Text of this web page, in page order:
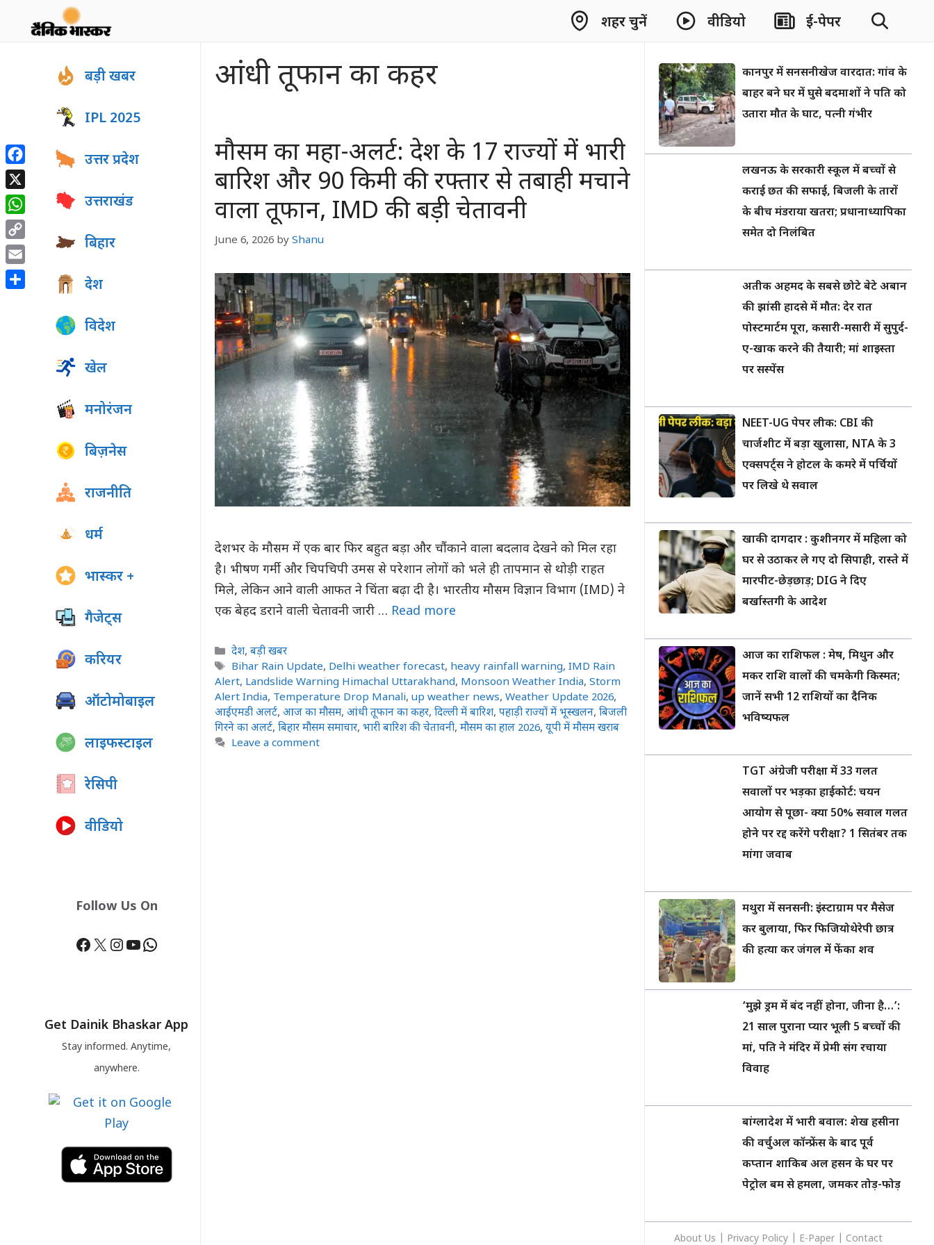
शहर चुनें वीडियो ई-पेपर
आंधी तूफान का कहर
मौसम का महा-अलर्ट: देश के 17 राज्यों में भारी
बारिश और 90 किमी की रफ्तार से तबाही मचाने
वाला तूफान, IMD की बड़ी चेतावनी
June 6, 2026 by Shanu
देशभर के मौसम में एक बार फिर बहुत बड़ा और चौंकाने वाला बदलाव देखने को मिल रहा
है। भीषण गर्मी और चिपचिपी उमस से परेशान लोगों को भले ही तापमान से थोड़ी राहत
मिले, लेकिन आने वाली आफत ने चिंता बढ़ा दी है। भारतीय मौसम विज्ञान विभाग (IMD) ने
एक बेहद डराने वाली चेतावनी जारी … Read more
Categories
देश,बड़ी खबर
Tags
Bihar Rain Update, Delhi weather forecast, heavy rainfall warning,IMD Rain
Alert, Landslide Warning Himachal Uttarakhand, Monsoon Weather India, Storm
Alert India, Temperature Drop Manali, up weather news, Weather Update 2026,
आईएमडी अलर्ट, आज का मौसम, आंधी तूफान का कहर, दिल्ली में बारिश, पहाड़ी राज्यों में भूस्खलन, बिजली
गिरने का अलर्ट, बिहार मौसम समाचार, भारी बारिश की चेतावनी, मौसम का हाल 2026, यूपी में मौसम खराब
Leave a comment
बड़ी खबर
IPL 2025
उत्तर प्रदेश
उत्तराखंड
बिहार
देश
विदेश
खेल
मनोरंजन
बिज़नेस
राजनीति
धर्म
भास्कर +
गैजेट्स
करियर
ऑटोमोबाइल
लाइफस्टाइल
रेसिपी
वीडियो
Follow Us On
Facebook
X Instagram
YouTube
WhatsApp
Get Dainik Bhaskar App
Stay informed. Anytime,
anywhere.
कानपुर में सनसनीखेज वारदात: गांव के
बाहर बने घर में घुसे बदमाशों ने पति को
उतारा मौत के घाट, पत्नी गंभीर
लखनऊ के सरकारी स्कूल में बच्चों से
कराई छत की सफाई, बिजली के तारों
के बीच मंडराया खतरा; प्रधानाध्यापिका
समेत दो निलंबित
अतीक अहमद के सबसे छोटे बेटे अबान
की झांसी हादसे में मौत: देर रात
पोस्टमार्टम पूरा, कसारी-मसारी में सुपुर्द-
ए-खाक करने की तैयारी; मां शाइस्ता
पर सस्पेंस
NEET-UG पेपर लीक: CBI की
चार्जशीट में बड़ा खुलासा, NTA के 3
एक्सपर्ट्स ने होटल के कमरे में पर्चियों
पर लिखे थे सवाल
खाकी दागदार : कुशीनगर में महिला को
घर से उठाकर ले गए दो सिपाही, रास्ते में
मारपीट-छेड़छाड़; DIG ने दिए
बर्खास्तगी के आदेश
आज का राशिफल : मेष, मिथुन और
मकर राशि वालों की चमकेगी किस्मत;
जानें सभी 12 राशियों का दैनिक
भविष्यफल
TGT अंग्रेजी परीक्षा में 33 गलत
सवालों पर भड़का हाईकोर्ट: चयन
आयोग से पूछा- क्या 50% सवाल गलत
होने पर रद्द करेंगे परीक्षा? 1 सितंबर तक
मांगा जवाब
मथुरा में सनसनी: इंस्टाग्राम पर मैसेज
कर बुलाया, फिर फिजियोथेरेपी छात्र
की हत्या कर जंगल में फेंका शव
‘मुझे ड्रम में बंद नहीं होना, जीना है…’:
21 साल पुराना प्यार भूली 5 बच्चों की
मां, पति ने मंदिर में प्रेमी संग रचाया
विवाह
बांग्लादेश में भारी बवाल: शेख हसीना
की वर्चुअल कॉन्फ्रेंस के बाद पूर्व
कप्तान शाकिब अल हसन के घर पर
पेट्रोल बम से हमला, जमकर तोड़-फोड़
About Us Privacy Policy E-Paper Contact
Facebook
X
WhatsApp
Copy
Link
Email